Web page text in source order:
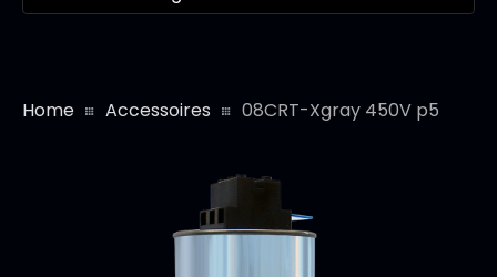
Home Accessoires 08CRT-Xgray 450V p5